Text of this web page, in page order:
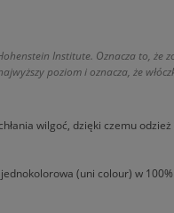
Institute. Oznacza to, że
poziom i oznacza, że
wilgoć, dzięki czemu
(uni colour) w